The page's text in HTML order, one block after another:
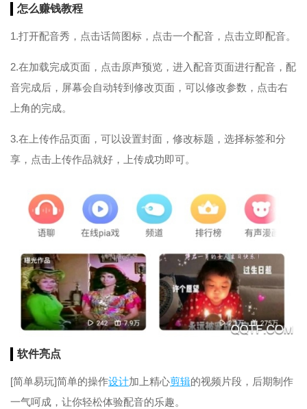
怎么赚钱教程
1.打开配音秀，点击话筒图标，点击一个配音，点击立即配音。
2.在加载完成页面，点击原声预览，进入配音页面进行配音，配
音完成后，屏幕会自动转到修改页面，可以修改参数，点击右
上角的完成。
3.在上传作品页面，可以设置封面，修改标题，选择标签和分
享，点击上传作品就好，上传成功即可。
软件亮点
[简单易玩]简单的操作设计加上精心剪辑的视频片段，后期制作
一气呵成，让你轻松体验配音的乐趣。